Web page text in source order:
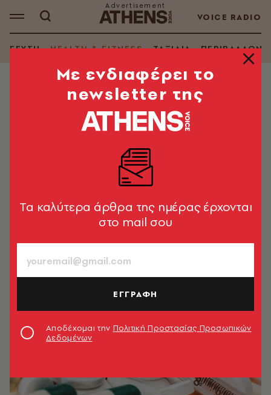
VOICE RADIO
ΓΕΥΣΗ HEALTH & FITNESS ΤΑΞΙΔΙΑ ΠΕΡΙΒΑΛΛΟΝ
HEALTH & FITNESS
Η Roche Hellas συμμετέχει στο
δημόσιο διάλογο για ένα βιώσιμο
Οι προτεινόμενες αλλαγές στη δημόσια νοσοκομειακή
Mε ενδιαφέρει το
newsletter της
Tα καλύτερα άρθρα της ημέρας έρχονται
στο mail σου
ΕΓΓΡΑΦΗ
Αποδέχομαι την Πολιτική Προστασίας Προσωπικών
Δεδομένων